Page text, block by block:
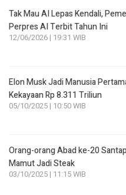
Tak Mau AI Lepas Kendali,
Perpres AI Terbit Tahun Ini
12/06/2026 | 19:31 WIB
Elon Musk Jadi Manusia
Kekayaan Rp 8.311 Triliun
05/10/2025 | 10:50 WIB
Orang-orang Abad ke-20
Mamut Jadi Steak
03/10/2025 | 11:15 WIB